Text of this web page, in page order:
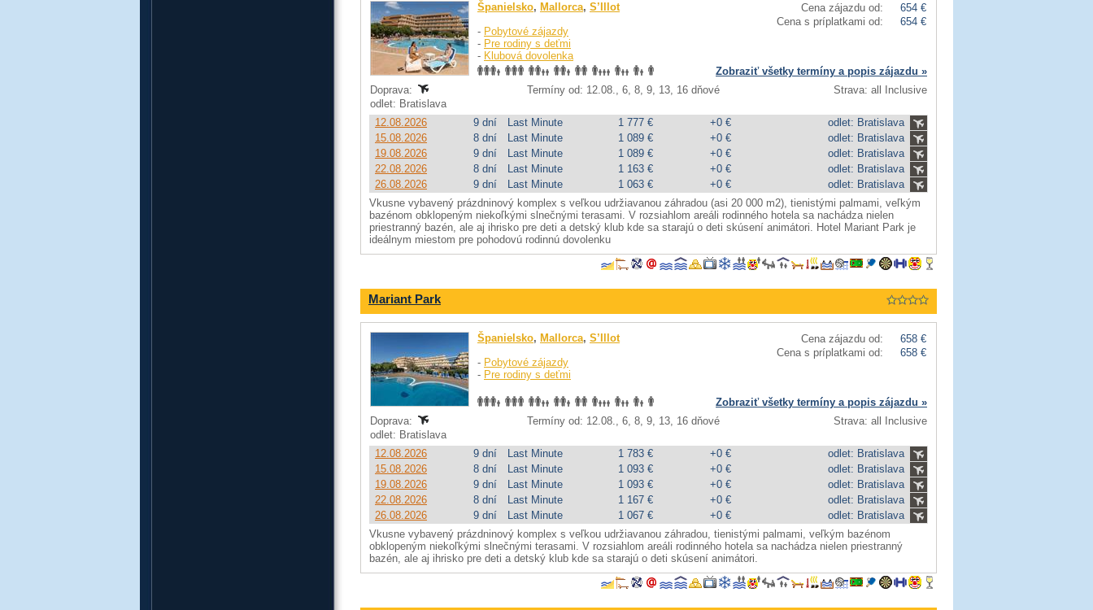
Cena zájazdu od:
654 €
Cena s príplatkami od:
654 €
Španielsko, Mallorca, S’Illot
- Pobytové zájazdy
- Pre rodiny s deťmi
- Klubová dovolenka
Zobraziť všetky termíny a popis zájazdu »
Doprava:
Termíny od: 12.08., 6, 8, 9, 13, 16 dňové
Strava: all Inclusive
odlet: Bratislava
12.08.2026
9 dní Last Minute 1 777 € +0 €
odlet: Bratislava
15.08.2026
8 dní Last Minute 1 089 € +0 €
odlet: Bratislava
19.08.2026
9 dní Last Minute 1 089 € +0 €
odlet: Bratislava
22.08.2026
8 dní Last Minute 1 163 € +0 €
odlet: Bratislava
26.08.2026
9 dní Last Minute 1 063 € +0 €
odlet: Bratislava
Vkusne vybavený prázdninový komplex s veľkou udržiavanou záhradou (asi 20 000 m2), tienistými palmami, veľkým
bazénom obklopeným niekoľkými slnečnými terasami. V rozsiahlom areáli rodinného hotela sa nachádza nielen
priestranný bazén, ale aj ihrisko pre deti a detský klub kde sa starajú o deti skúsení animátori. Hotel Mariant Park je
ideálnym miestom pre pohodovú rodinnú dovolenku
Mariant Park
Cena zájazdu od:
658 €
Cena s príplatkami od:
658 €
Španielsko, Mallorca, S’Illot
- Pobytové zájazdy
- Pre rodiny s deťmi
Zobraziť všetky termíny a popis zájazdu »
Doprava:
Termíny od: 12.08., 6, 8, 9, 13, 16 dňové
Strava: all Inclusive
odlet: Bratislava
12.08.2026
9 dní Last Minute 1 783 € +0 €
odlet: Bratislava
15.08.2026
8 dní Last Minute 1 093 € +0 €
odlet: Bratislava
19.08.2026
9 dní Last Minute 1 093 € +0 €
odlet: Bratislava
22.08.2026
8 dní Last Minute 1 167 € +0 €
odlet: Bratislava
26.08.2026
9 dní Last Minute 1 067 € +0 €
odlet: Bratislava
Vkusne vybavený prázdninový komplex s veľkou udržiavanou záhradou, tienistými palmami, veľkým bazénom
obklopeným niekoľkými slnečnými terasami. V rozsiahlom areáli rodinného hotela sa nachádza nielen priestranný
bazén, ale aj ihrisko pre deti a detský klub kde sa starajú o deti skúsení animátori.